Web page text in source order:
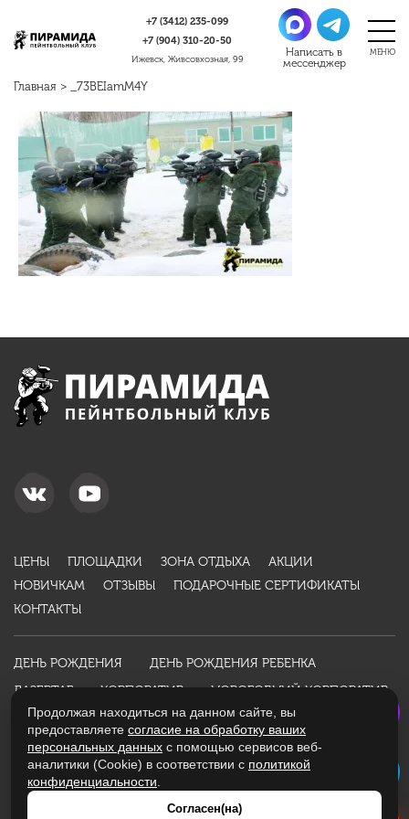
Продолжая находиться на данном сайте, вы
предоставляете согласие на обработку ваших
персональных данных с помощью сервисов веб-
аналитики (Cookie) в соответствии с политикой
конфиденциальности
Согласен(на)
+7 (3412) 235-099
+7 (904) 310-20-50
Ижевск, Живсовхозная, 99
Главная > _73BEIamM4Y
ЦЕНЫ ПЛОЩАДКИ ЗОНА ОТДЫХА
АКЦИИ
НОВИЧКАМ
ОТЗЫВЫ
ПОДАРОЧНЫЕ СЕРТИФИКАТЫ
КОНТАКТЫ
ДЕНЬ РОЖДЕНИЯ
ДЕНЬ РОЖДЕНИЯ РЕБЕНКА
ЛАЗЕРТАГ
КОРПОРАТИВ
НОВОГОДНИЙ КОРПОРАТИВ
ДЕТСКИЙ ПРАЗДНИК
ПОДАРОК МУЖЧИНЕ
ИНФОРМАЦИЯ
Политика конфиденциальности
WebKingв 2016 году